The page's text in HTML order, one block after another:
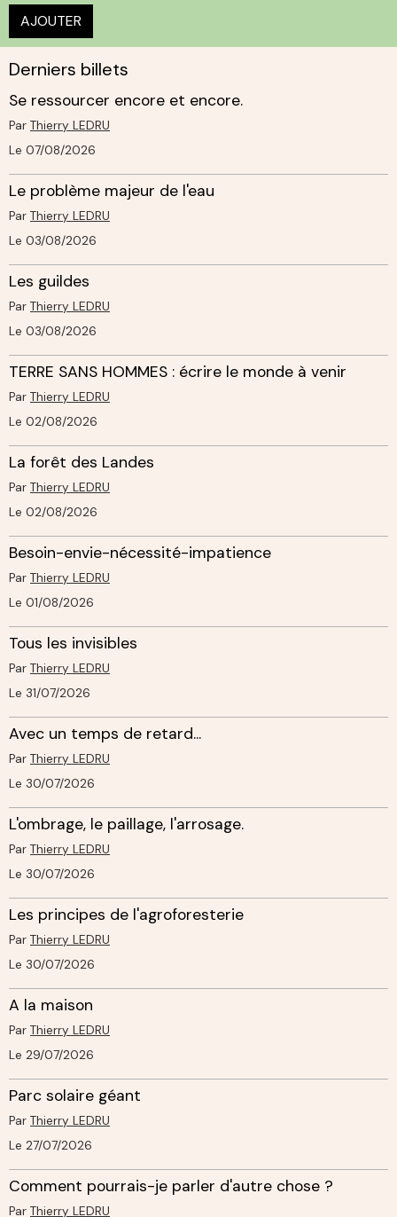
AJOUTER
Derniers billets
Se ressourcer encore et encore.
Par Thierry LEDRU
Le 07/08/2026
Le problème majeur de l'eau
Par Thierry LEDRU
Le 03/08/2026
Les guildes
Par Thierry LEDRU
Le 03/08/2026
TERRE SANS HOMMES : écrire le monde à venir
Par Thierry LEDRU
Le 02/08/2026
La forêt des Landes
Par Thierry LEDRU
Le 02/08/2026
Besoin-envie-nécessité-impatience
Par Thierry LEDRU
Le 01/08/2026
Tous les invisibles
Par Thierry LEDRU
Le 31/07/2026
Avec un temps de retard...
Par Thierry LEDRU
Le 30/07/2026
L'ombrage, le paillage, l'arrosage.
Par Thierry LEDRU
Le 30/07/2026
Les principes de l'agroforesterie
Par Thierry LEDRU
Le 30/07/2026
A la maison
Par Thierry LEDRU
Le 29/07/2026
Parc solaire géant
Par Thierry LEDRU
Le 27/07/2026
Comment pourrais-je parler d'autre chose ?
Par Thierry LEDRU